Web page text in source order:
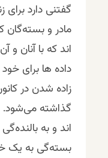
گفتنی دارد
مادر و بسته‌گان
اند که با آنان
داده ها برای
زاده شدن در
گذاشته می‌شود.
اند و به
بسته‌گی به یک